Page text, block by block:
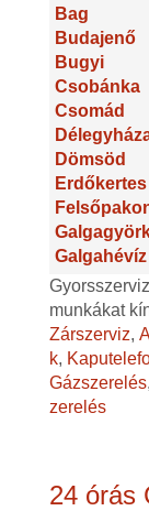
Bag
Budajenő
Bugyi
Csobánka
Csomád
Dömsöd
Erdőkertes
Galgahévíz
munkákat
Zárszerviz,
k,
Gázszerelés,
zerelés
24 órás